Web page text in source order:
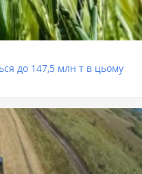
до 147,5 млн т в цьому